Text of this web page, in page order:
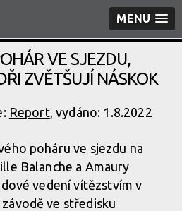
MENU
VE SJEZDU,
ZVĚTŠUJÍ NÁSKOK
Report, vydáno: 1.8.2022
poháru ve sjezdu na
Balanche a Amaury
vedení vítězstvím v
ve středisku